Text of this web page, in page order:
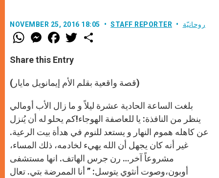
NOVEMBER 25, 2016 18:05 STAFF REPORTER روحانيّة
W
h
t
s
p
M
e
s
e
g
e
F
a
e
b
o
k
w
Share this Entry
(قصة واقعية بقلم الأم إيمانويل مايار)
بلغت الساعة الحادية عشرة ليلاً و ما زال الأب أومالي
ينظر من النافذة: يا للعاصفة الهوجاء!كم يحلو له أن يُنزل
عن كاهله هموم النهار و يستعد للنوم في هدأة بيت الرعية.
غير أنه كان يجهل أن الله يهيء لخادمه، ذلك المساء،
مشروعاً آخر… رن جرس الهاتف. انها مستشفى
أوبون،وصوت أنثوي يتوسل: ” أنا الممرضة بتي. تعال